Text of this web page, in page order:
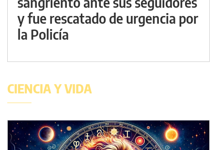
y fue rescatado de urgencia por
la Policía
CIENCIA Y VIDA